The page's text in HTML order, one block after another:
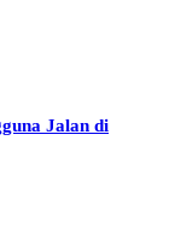
Jalan di